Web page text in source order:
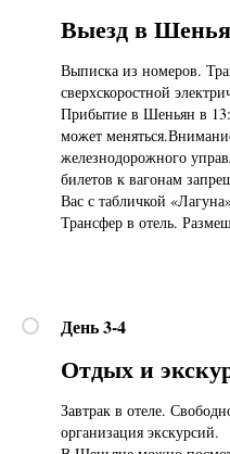
Выезд в
Выписка из номеров.
сверхскоростной
Прибытие в Шеньян в
может
железнодорожного
билетов к вагонам
Вас с табличкой
Трансфер в отель.
День 3-4
Отдых и
Завтрак в отеле.
организация экскурсий.